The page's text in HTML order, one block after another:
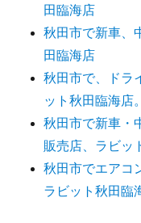
田臨海店
秋田市で新車、
田臨海店
秋田市で、ドラ
ット秋田臨海店。
秋田市で新車・
販売店、ラビッ
秋田市でエアコ
ラビット秋田臨